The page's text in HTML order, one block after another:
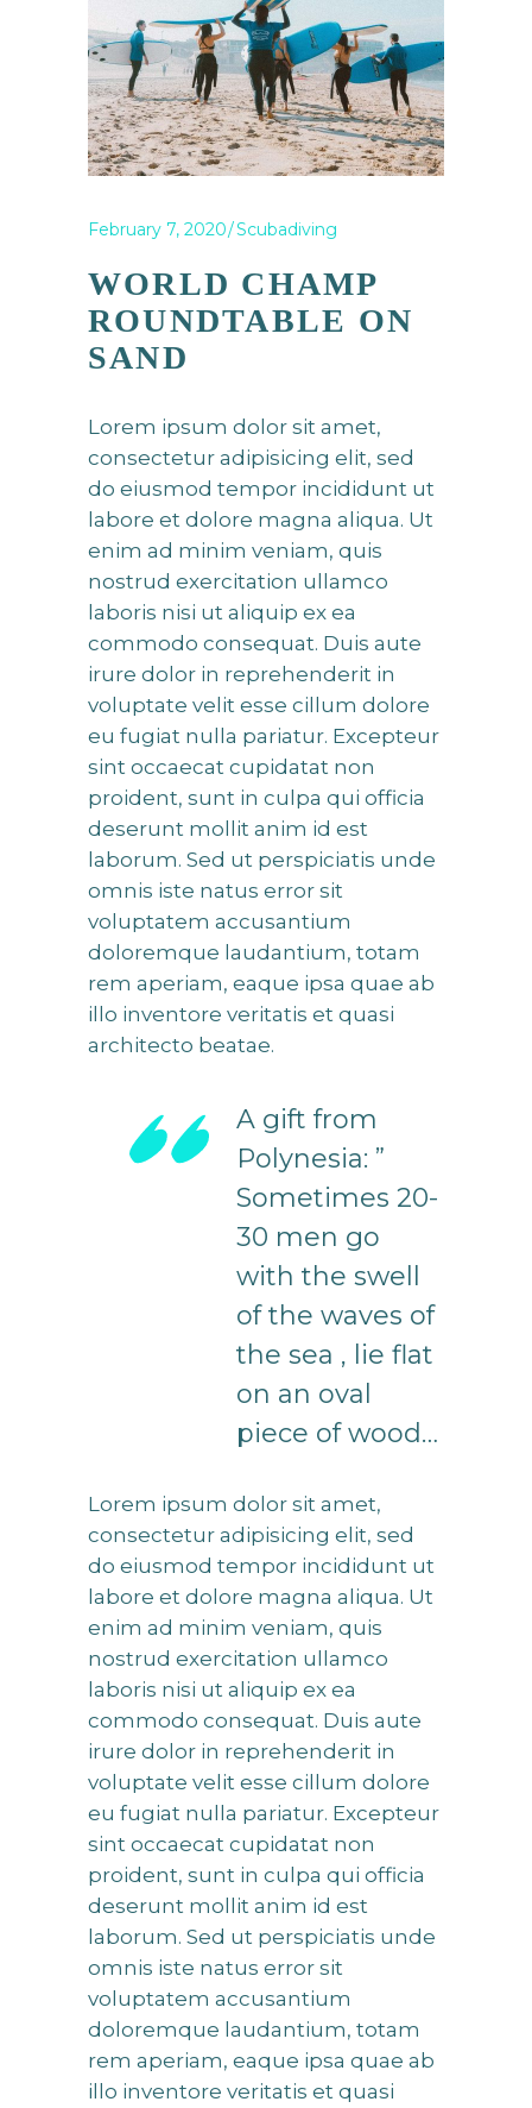
February 7, 2020 Scubadiving
WORLD CHAMP
ROUNDTABLE ON
SAND
Lorem ipsum dolor sit amet,
consectetur adipisicing elit, sed
do eiusmod tempor incididunt ut
labore et dolore magna aliqua. Ut
enim ad minim veniam, quis
nostrud exercitation ullamco
laboris nisi ut aliquip ex ea
commodo consequat. Duis aute
irure dolor in reprehenderit in
voluptate velit esse cillum dolore
eu fugiat nulla pariatur. Excepteur
sint occaecat cupidatat non
proident, sunt in culpa qui officia
deserunt mollit anim id est
laborum. Sed ut perspiciatis unde
omnis iste natus error sit
voluptatem accusantium
doloremque laudantium, totam
rem aperiam, eaque ipsa quae ab
illo inventore veritatis et quasi
architecto beatae.
A gift from
Polynesia: ”
Sometimes 20-
30 men go
with the swell
of the waves of
the sea , lie flat
on an oval
piece of wood…
Lorem ipsum dolor sit amet,
consectetur adipisicing elit, sed
do eiusmod tempor incididunt ut
labore et dolore magna aliqua. Ut
enim ad minim veniam, quis
nostrud exercitation ullamco
laboris nisi ut aliquip ex ea
commodo consequat. Duis aute
irure dolor in reprehenderit in
voluptate velit esse cillum dolore
eu fugiat nulla pariatur. Excepteur
sint occaecat cupidatat non
proident, sunt in culpa qui officia
deserunt mollit anim id est
laborum. Sed ut perspiciatis unde
omnis iste natus error sit
voluptatem accusantium
doloremque laudantium, totam
rem aperiam, eaque ipsa quae ab
illo inventore veritatis et quasi